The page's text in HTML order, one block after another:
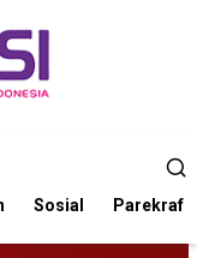
Sosial Parekraf